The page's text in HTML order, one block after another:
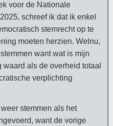
voor de Nationale
schreef ik dat ik enkel
stemrecht op te
moeten herzien. Welnu,
want wat is mijn
als de overheid totaal
verplichting
stemmen als het
want de vorige